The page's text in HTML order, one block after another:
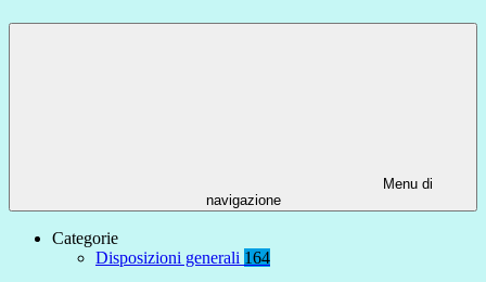
Menu di
navigazione
Categorie
Disposizioni generali 164